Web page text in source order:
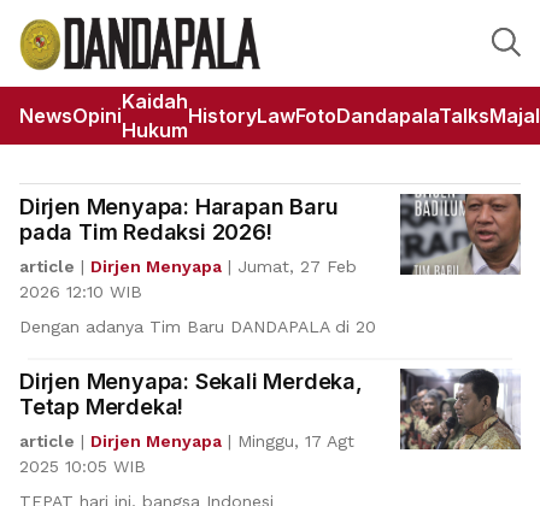
NewsOpini
Kaidah
Hukum
HistoryLawFotoDandapalaTalks
Dirjen Menyapa: Harapan Baru
pada Tim Redaksi 2026!
article | Dirjen Menyapa | Jumat, 27 Feb
2026 12:10 WIB
Dengan adanya Tim Baru DANDAPALA di 20
Dirjen Menyapa: Sekali Merdeka,
Tetap Merdeka!
article | Dirjen Menyapa | Minggu, 17 Agt
2025 10:05 WIB
TEPAT hari ini, bangsa Indonesi